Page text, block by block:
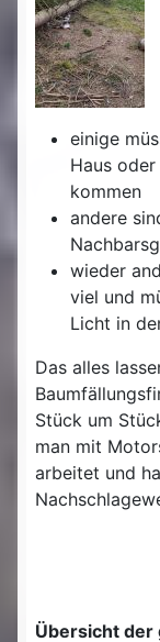
einige
Haus
kommen
andere
wieder
viel und
Licht in
Das alles
Stück um
man mit
arbeitet und
Übersicht